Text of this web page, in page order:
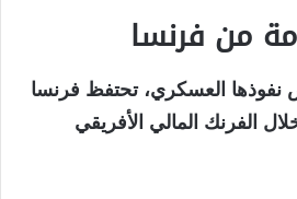
من فرنسا
العسكري، تحتفظ فرنسا
الفرنك المالي الأفريقي